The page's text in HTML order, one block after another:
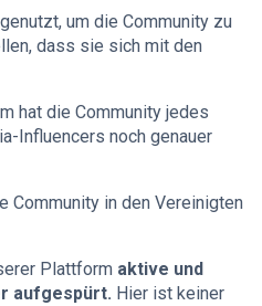
um die Community zu
dass sie sich mit den
hat die Community jedes
Influencers noch genauer
Community in den Vereinigten
Plattform aktive und
aufgespürt. Hier ist keiner